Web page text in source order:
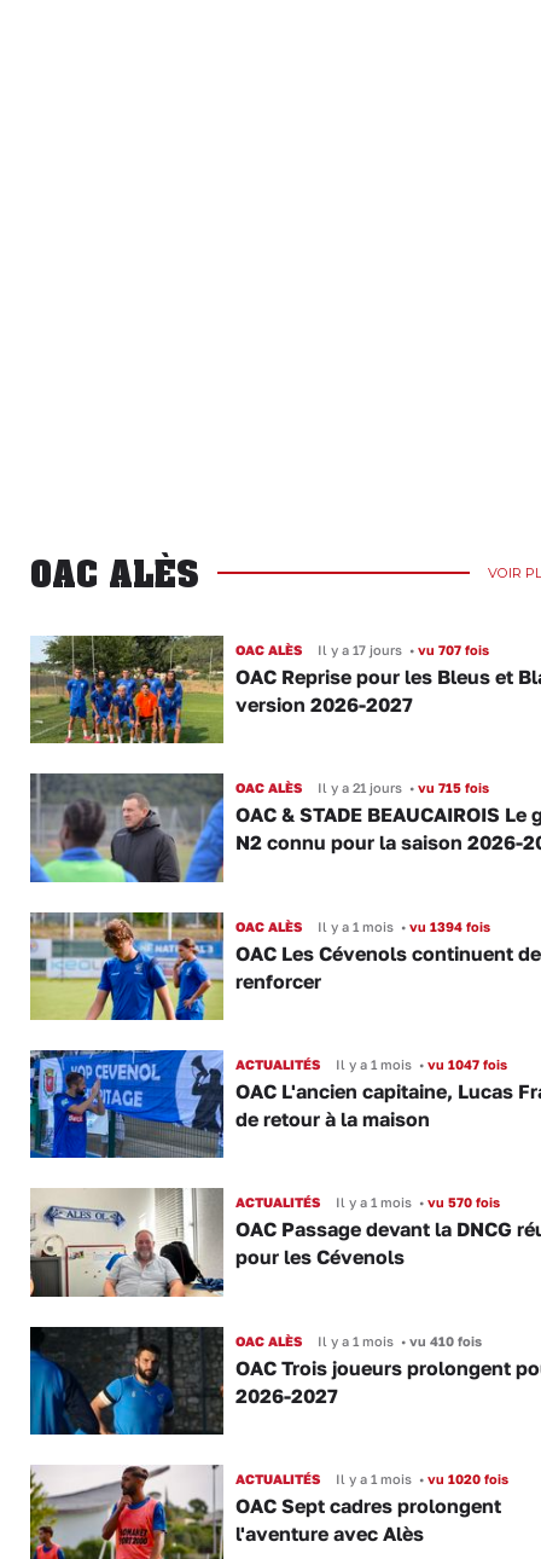
OAC ALÈS VOIR
OAC ALÈS Il y a 17 jours •vu 707 fois
OAC Reprise pour les Bleus et
version 2026-2027
OAC ALÈS Il y a 21 jours •vu 715 fois
OAC & STADE BEAUCAIROIS Le
N2 connu pour la saison 2026-
OAC ALÈS Il y a 1 mois •vu 1394 fois
OAC Les Cévenols continuent
renforcer
ACTUALITÉS Il y a 1 mois •vu 1047 fois
OAC L'ancien capitaine, Lucas
de retour à la maison
ACTUALITÉS Il y a 1 mois •vu 570 fois
OAC Passage devant la DNCG
pour les Cévenols
OAC ALÈS Il y a 1 mois •vu 410 fois
OAC Trois joueurs prolongent
2026-2027
ACTUALITÉS Il y a 1 mois •vu 1020 fois
OAC Sept cadres prolongent
l'aventure avec Alès